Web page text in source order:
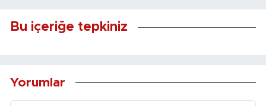
Bu içeriğe tepkiniz
Yorumlar